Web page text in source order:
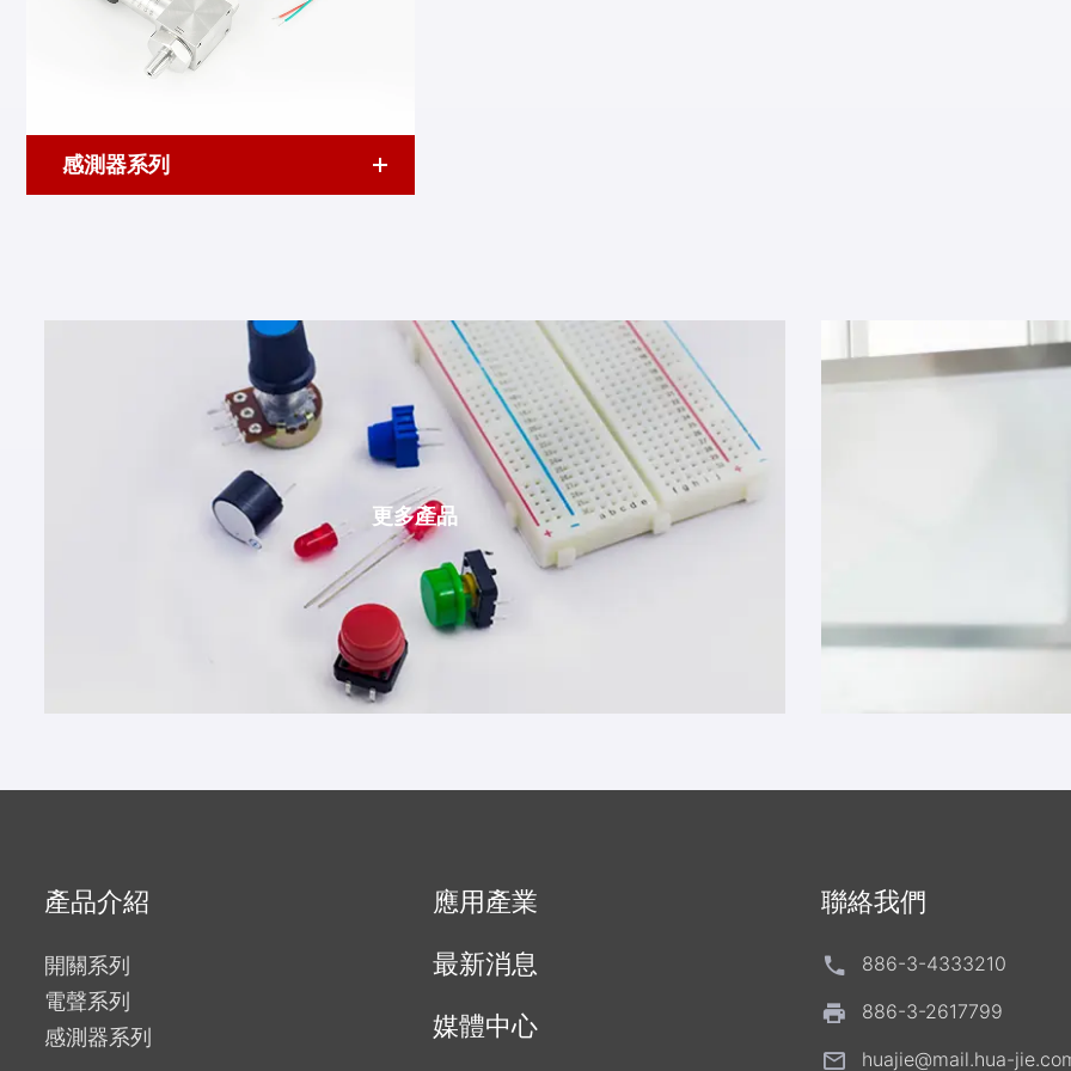
感測器系列
更多產品
產品介紹
開關系列
電聲系列
感測器系列
應用產業
最新消息
媒體中心
聯絡我們
886-3-4333210
886-3-2617799
huajie@mail.hua-